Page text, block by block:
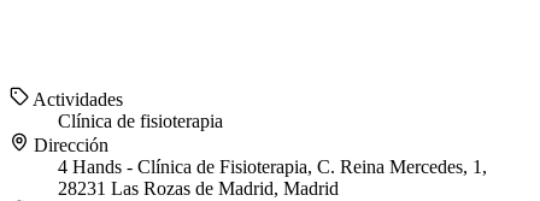
Actividades
Clínica de fisioterapia
Dirección
4 Hands - Clínica de Fisioterapia, C. Reina Mercedes, 1,
28231 Las Rozas de Madrid, Madrid